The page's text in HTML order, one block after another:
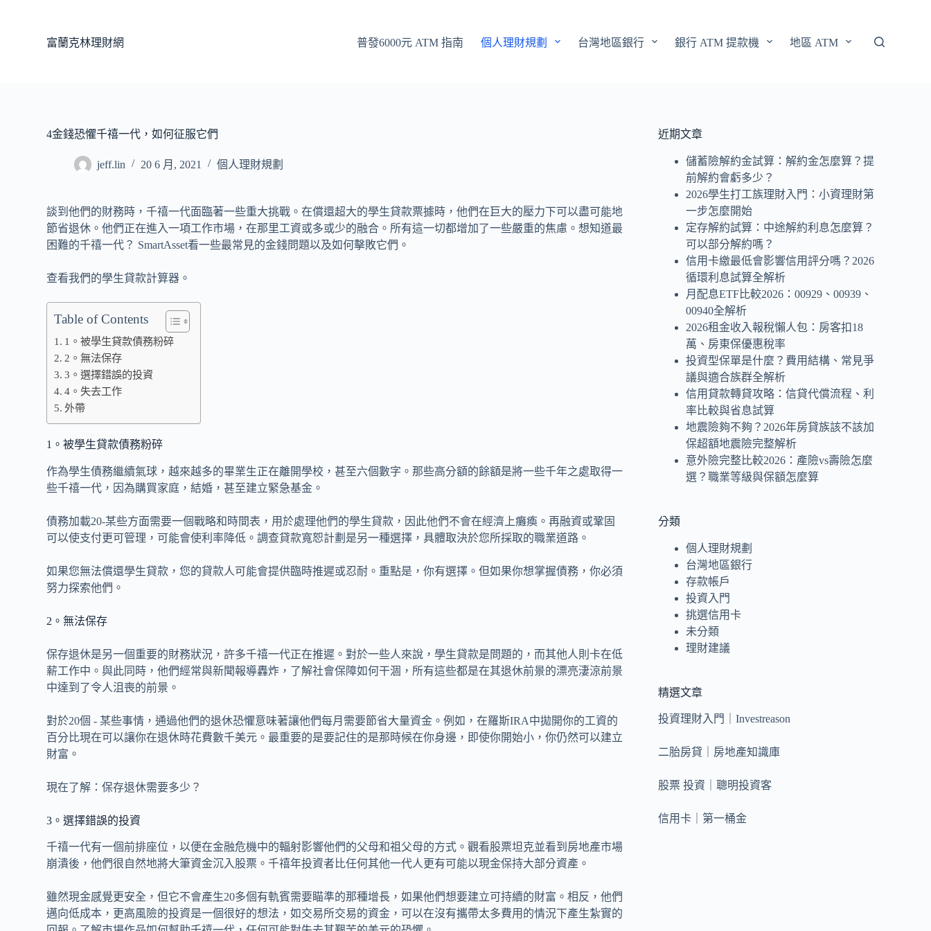
富蘭克林理財網 普發6000元 ATM 指南 個人理財規劃 台灣地區銀行 銀行 ATM 提款機 地區 ATM
4金錢恐懼千禧一代，如何征服它們
jeff.lin 20 6 月, 2021 個人理財規劃
談到他們的財務時，千禧一代面臨著一些重大挑戰。在償還超大的學生貸款票據時，他們在巨大的壓力下可以盡可能地
節省退休。他們正在進入一項工作市場，在那里工資或多或少的融合。所有這一切都增加了一些嚴重的焦慮。想知道最
困難的千禧一代？ SmartAsset看一些最常見的金錢問題以及如何擊敗它們。
查看我們的學生貸款計算器。
Table of Contents
1。被學生貸款債務粉碎
2。無法保存
3。選擇錯誤的投資
4。失去工作
外帶
1。被學生貸款債務粉碎
作為學生債務繼續氣球，越來越多的畢業生正在離開學校，甚至六個數字。那些高分額的餘額是將一些千年之處取得一
些千禧一代，因為購買家庭，結婚，甚至建立緊急基金。
債務加載20-某些方面需要一個戰略和時間表，用於處理他們的學生貸款，因此他們不會在經濟上癱瘓。再融資或鞏固
可以使支付更可管理，可能會使利率降低。調查貸款寬恕計劃是另一種選擇，具體取決於您所採取的職業道路。
如果您無法償還學生貸款，您的貸款人可能會提供臨時推遲或忍耐。重點是，你有選擇。但如果你想掌握債務，你必須
努力探索他們。
2。無法保存
保存退休是另一個重要的財務狀況，許多千禧一代正在推遲。對於一些人來說，學生貸款是問題的，而其他人則卡在低
薪工作中。與此同時，他們經常與新聞報導轟炸，了解社會保障如何干涸，所有這些都是在其退休前景的漂亮淒涼前景
中達到了令人沮喪的前景。
對於20個 - 某些事情，通過他們的退休恐懼意味著讓他們每月需要節省大量資金。例如，在羅斯IRA中拋開你的工資的
百分比現在可以讓你在退休時花費數千美元。最重要的是要記住的是那時候在你身邊，即使你開始小，你仍然可以建立
財富。
現在了解：保存退休需要多少？
3。選擇錯誤的投資
千禧一代有一個前排座位，以便在金融危機中的輻射影響他們的父母和祖父母的方式。觀看股票坦克並看到房地產市場
崩潰後，他們很自然地將大筆資金沉入股票。千禧年投資者比任何其他一代人更有可能以現金保持大部分資產。
雖然現金感覺更安全，但它不會產生20多個有軌賓需要瞄準的那種增長，如果他們想要建立可持續的財富。相反，他們
邁向低成本，更高風險的投資是一個很好的想法，如交易所交易的資金，可以在沒有攜帶太多費用的情況下產生紮實的
近期文章
儲蓄險解約金試算：解約金怎麼算？提
前解約會虧多少？
2026學生打工族理財入門：小資理財第
一步怎麼開始
定存解約試算：中途解約利息怎麼算？
可以部分解約嗎？
信用卡繳最低會影響信用評分嗎？2026
循環利息試算全解析
月配息ETF比較2026：00929、00939、
00940全解析
2026租金收入報稅懶人包：房客扣18
萬、房東保優惠稅率
投資型保單是什麼？費用結構、常見爭
議與適合族群全解析
信用貸款轉貸攻略：信貸代償流程、利
率比較與省息試算
地震險夠不夠？2026年房貸族該不該加
保超額地震險完整解析
意外險完整比較2026：產險vs壽險怎麼
選？職業等級與保額怎麼算
分類
個人理財規劃
台灣地區銀行
存款帳戶
投資入門
挑選信用卡
未分類
理財建議
精選文章
投資理財入門｜Investreason
二胎房貸｜房地產知識庫
股票 投資｜聰明投資客
信用卡｜第一桶金